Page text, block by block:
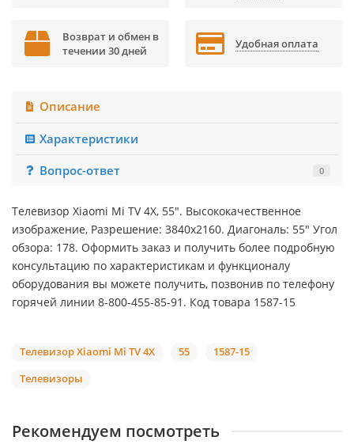
Возврат и обмен в
течении 30 дней
Удобная оплата
Описание
Характеристики
Вопрос-ответ
0
Телевизор Xiaomi Mi TV 4X, 55". Высококачественное
изображение, Разрешение: 3840x2160. Диагональ: 55" Угол
обзора: 178. Оформить заказ и получить более подробную
консультацию по характеристикам и функционалу
оборудования вы можете получить, позвонив по телефону
горячей линии 8-800-455-85-91. Код товара 1587-15
Телевизор Xiaomi Mi TV 4X 55
1587-15
Телевизоры
Рекомендуем посмотреть